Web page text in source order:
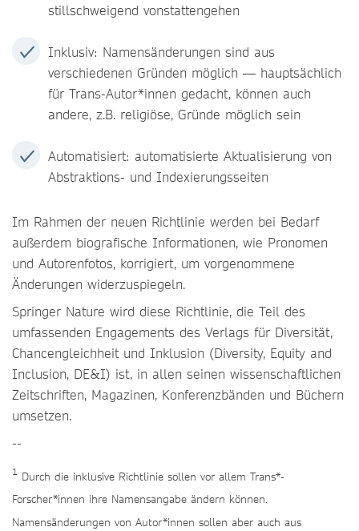
stillschweigend vonstattengehen
Inklusiv: Namensänderungen sind aus
verschiedenen Gründen möglich ― hauptsächlich
für Trans-Autor*innen gedacht, können auch
andere, z.B. religiöse, Gründe möglich sein
Automatisiert: automatisierte Aktualisierung von
Abstraktions- und Indexierungsseiten
Im Rahmen der neuen Richtlinie werden bei Bedarf
außerdem biografische Informationen, wie Pronomen
und Autorenfotos, korrigiert, um vorgenommene
Änderungen widerzuspiegeln.
Springer Nature wird diese Richtlinie, die Teil des
umfassenden Engagements des Verlags für Diversität,
Chancengleichheit und Inklusion (Diversity, Equity and
Inclusion, DE&I) ist, in allen seinen wissenschaftlichen
Zeitschriften, Magazinen, Konferenzbänden und Büchern
umsetzen.
--
1 Durch die inklusive Richtlinie sollen vor allem Trans*-
Forscher*innen ihre Namensangabe ändern können.
Namensänderungen von Autor*innen sollen aber auch aus